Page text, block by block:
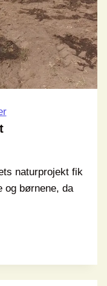
naturprojekt fik
og børnene, da